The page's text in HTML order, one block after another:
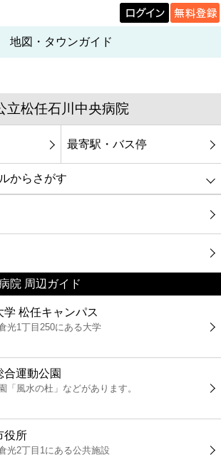
地図・タウンガイド
立松任石川中央病院
最寄駅・バス停
からさがす
院 周辺ガイド
学 松任キャンパス
光1丁目250にある大学
合運動公園
「風水の杜」などがあります。
役所
光2丁目1にある公共施設